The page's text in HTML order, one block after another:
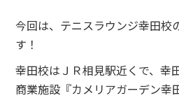
今回は、テニスラウンジ幸田校
す！
幸田校はＪＲ相見駅近くで、幸
商業施設『カメリアガーデン幸